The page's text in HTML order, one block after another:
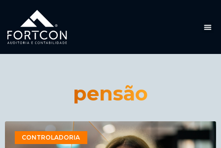
pensão
CONTROLADORIA